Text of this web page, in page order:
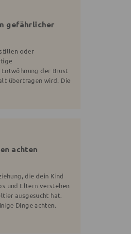
gefährlicher
oder
der Brust
übertragen wird. Die
achten
die dein Kind
und Eltern verstehen
ausgesucht hat.
Dinge achten.